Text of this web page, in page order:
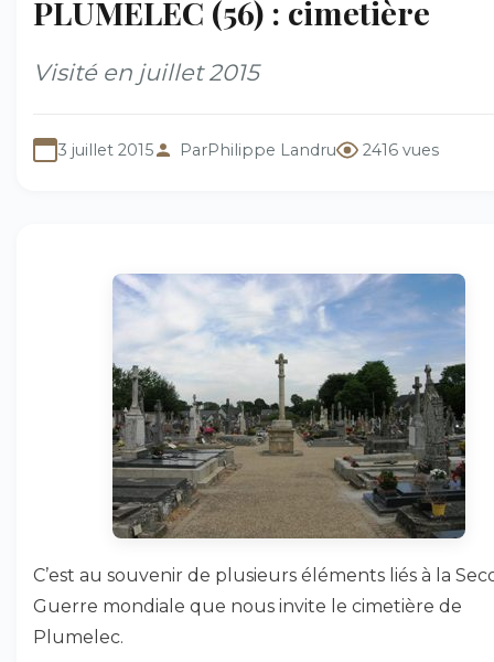
PLUMELEC (56) : cimetière
Visité en juillet 2015
3 juillet 2015 ParPhilippe Landru 2416 vues
C’est au souvenir de plusieurs éléments liés à la
Guerre mondiale que nous invite le cimetière de
Plumelec.